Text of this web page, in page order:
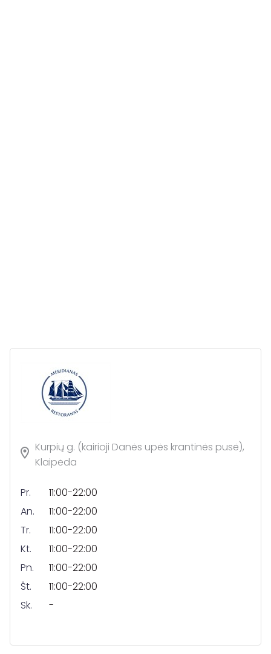
Kurpių g. (kairioji Danės upės krantinės pusė),
Klaipėda
Pr.
11:00-22:00
An.
11:00-22:00
Tr.
11:00-22:00
Kt.
11:00-22:00
Pn.
11:00-22:00
Št.
11:00-22:00
Sk.
-